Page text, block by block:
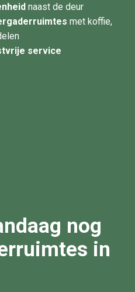
naast de deur
met koffie,
service
nog
in